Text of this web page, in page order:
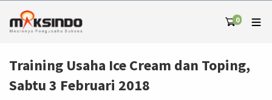
0
Training Usaha Ice Cream dan Toping,
Sabtu 3 Februari 2018